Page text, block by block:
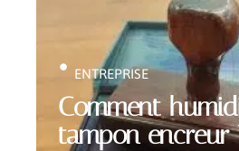
Comment
tampon encreur
ENTREPRISE